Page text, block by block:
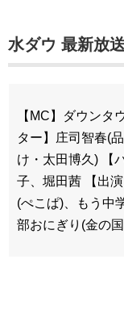
水ダウ 最新放
【MC】ダウンタ
ター】庄司智春(
け・太田博久) 【
子、堀田茜 【出
(ぺこぱ)、もう中
部おにぎり(金の